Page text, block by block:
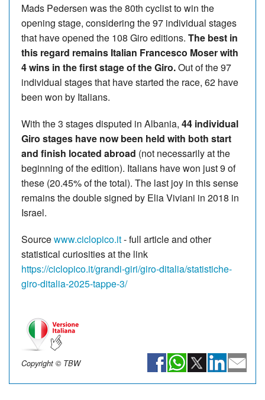
Mads Pedersen was the 80th cyclist to win the
opening stage, considering the 97 individual stages
that have opened the 108 Giro editions. The best in
this regard remains Italian Francesco Moser with
4 wins in the first stage of the Giro.Out of the 97
individual stages that have started the race, 62 have
been won by Italians.
With the 3 stages disputed in Albania, 44 individual
Giro stages have now been held with both start
and finish located abroad (not necessarily at the
beginning of the edition). Italians have won just 9 of
these (20.45% of the total). The last joy in this sense
remains the double signed by Elia Viviani in 2018 in
Israel.
Sourcewww.ciclopico.it- full article and other
statistical curiosities at the link
https://ciclopico.it/grandi-giri/giro-ditalia/statistiche-
giro-ditalia-2025-tappe-3/
Copyright © TBW